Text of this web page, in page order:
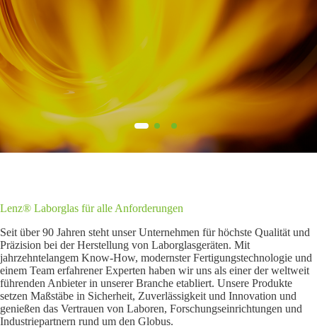
Lenz® Laborglas für alle Anforderungen
Seit über 90 Jahren steht unser Unternehmen für höchste Qualität und
Präzision bei der Herstellung von Laborglasgeräten. Mit
jahrzehntelangem Know-How, modernster Fertigungstechnologie und
einem Team erfahrener Experten haben wir uns als einer der weltweit
führenden Anbieter in unserer Branche etabliert. Unsere Produkte
setzen Maßstäbe in Sicherheit, Zuverlässigkeit und Innovation und
genießen das Vertrauen von Laboren, Forschungseinrichtungen und
Industriepartnern rund um den Globus.